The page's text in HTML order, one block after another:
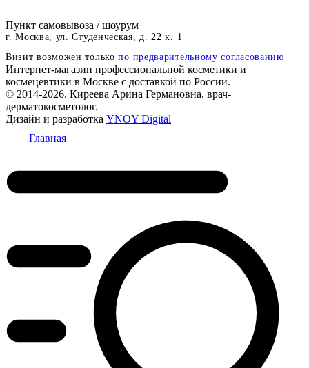
Пункт самовывоза / шоурум
г. Москва, ул. Студенческая, д. 22 к. 1
Визит возможен толькопо предварительному согласованию
Интернет-магазин профессиональной косметики и
космецевтики в Москве с доставкой по России.
© 2014-2026. Киреева Арина Германовна, врач-
дерматокосметолог.
Дизайн и разработка YNOY Digital
Главная